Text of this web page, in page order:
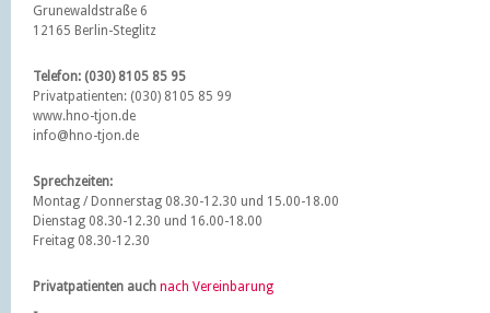
Grunewaldstraße 6
12165 Berlin-Steglitz
Telefon: (030) 8105 85 95
Privatpatienten: (030) 8105 85 99
www.hno-tjon.de
info@hno-tjon.de
Sprechzeiten:
Montag / Donnerstag 08.30-12.30 und 15.00-18.00
Dienstag 08.30-12.30 und 16.00-18.00
Freitag 08.30-12.30
Privatpatienten auch nach Vereinbarung